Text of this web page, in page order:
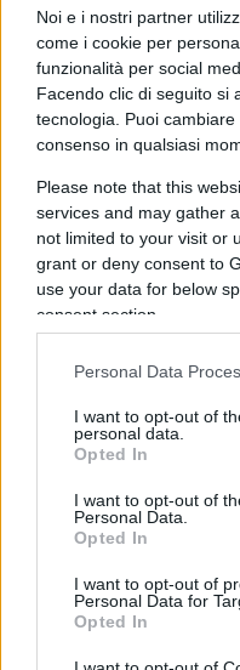
Noi e i nostri partner
come i cookie per
funzionalità per social
Facendo clic di seguito si
tecnologia. Puoi
consenso in qualsiasi
Please note that this
services and may gather
not limited to your visit or
grant or deny consent to
use your data for below
consent section.
Personal Data
I want to opt-out of
personal data.
Opted In
I want to opt-out of
Personal Data.
Opted In
I want to opt-out of
Personal Data for
Opted In
Mai abbassare
minaccia woke,
cattocomunista
diLuigi Trisolino
7 Settembre 2025, 5:51